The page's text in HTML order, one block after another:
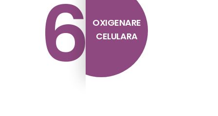
6
OXIGENARE
CELULARA